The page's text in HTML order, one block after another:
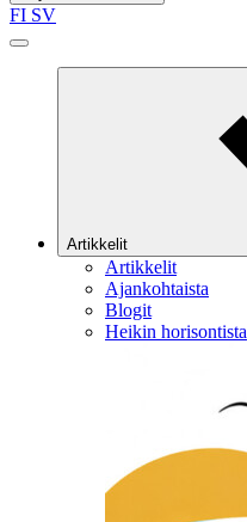
FI SV
Artikkelit
Artikkelit
Ajankohtaista
Blogit
Heikin horisontista